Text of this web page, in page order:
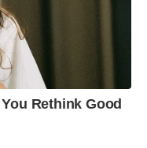
Rethink Good